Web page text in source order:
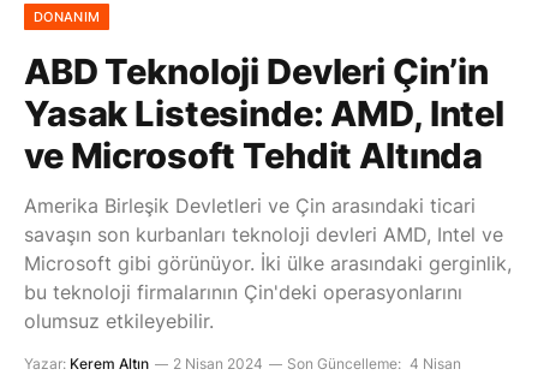
DONANIM
ABD Teknoloji Devleri Çin’in
Yasak Listesinde: AMD, Intel
ve Microsoft Tehdit Altında
Amerika Birleşik Devletleri ve Çin arasındaki ticari
savaşın son kurbanları teknoloji devleri AMD, Intel ve
Microsoft gibi görünüyor. İki ülke arasındaki gerginlik,
bu teknoloji firmalarının Çin'deki operasyonlarını
olumsuz etkileyebilir.
Yazar: Kerem Altın 2 Nisan 2024 Son Güncelleme: 4 Nisan